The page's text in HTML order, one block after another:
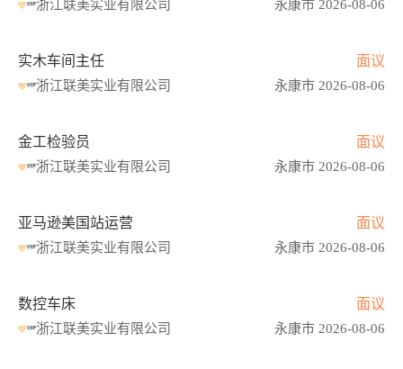
浙江联美实业有限公司 永康市 2026-08-06
实木车间主任 面议
浙江联美实业有限公司 永康市 2026-08-06
金工检验员 面议
浙江联美实业有限公司 永康市 2026-08-06
亚马逊美国站运营 面议
浙江联美实业有限公司 永康市 2026-08-06
数控车床 面议
浙江联美实业有限公司 永康市 2026-08-06